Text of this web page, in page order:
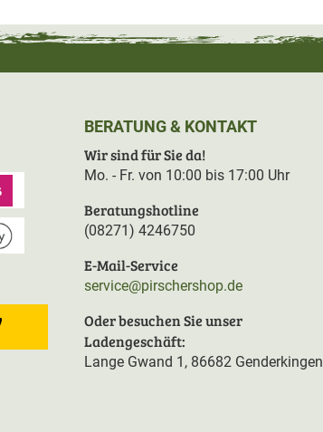
BERATUNG & KONTAKT
Wir sind für Sie da!
Mo. - Fr. von 10:00 bis 17:00 Uhr
Beratungshotline
(08271) 4246750
E-Mail-Service
service@pirschershop.de
Oder besuchen Sie unser
Ladengeschäft:
Lange Gwand 1, 86682 Genderkingen